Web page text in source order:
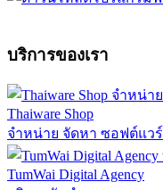
บริการของเรา
Thaiware Shop
จำหน่าย จัดหา ซอฟต์แว
TumWai Digital Agency